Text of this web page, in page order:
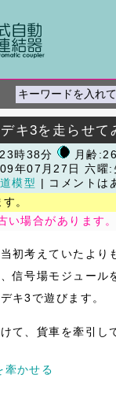
キ3を走らせて
時38分
月齢
年07月27日 六曜:
模型
| コメントは
。
い場合があります。
初考えていたより
信号場モジュール
キ3で遊びます。
て、貨車を牽引し
牽かせる